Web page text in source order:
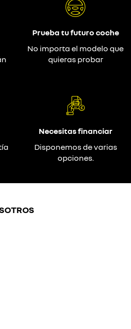
Prueba tu futuro coche
No importa el modelo que
quieras probar
Necesitas financiar
Disponemos de varias
opciones.